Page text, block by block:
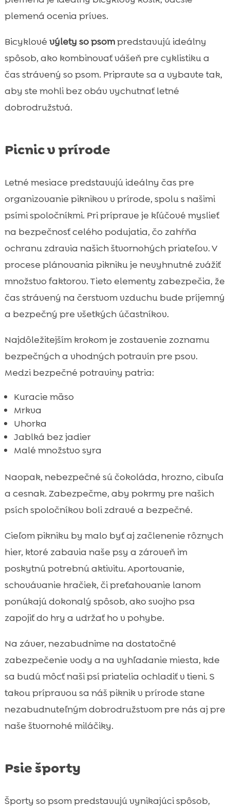
plemená ocenia príves.
Bicyklové výlety so psompredstavujú ideálny
spôsob, ako kombinovať vášeň pre cyklistiku a
čas strávený so psom. Pripravte sa a vybavte tak,
aby ste mohli bez obáv vychutnať letné
dobrodružstvá.
Picnic v prírode
Letné mesiace predstavujú ideálny čas pre
organizovanie piknikov v prírode, spolu s našimi
psími spoločníkmi. Pri príprave je kľúčové myslieť
na bezpečnosť celého podujatia, čo zahŕňa
ochranu zdravia našich štvornohých priateľov. V
procese plánovania pikniku je nevyhnutné zvážiť
množstvo faktorov. Tieto elementy zabezpečia, že
čas strávený na čerstvom vzduchu bude príjemný
a bezpečný pre všetkých účastníkov.
Najdôležitejším krokom je zostavenie zoznamu
bezpečných a vhodných potravín pre psov.
Medzi bezpečné potraviny patria:
Kuracie mäso
Mrkva
Uhorka
Jablká bez jadier
Malé množstvo syra
Naopak, nebezpečné sú čokoláda, hrozno, cibuľa
a cesnak. Zabezpečme, aby pokrmy pre našich
psích spoločníkov boli zdravé a bezpečné.
Cieľom pikniku by malo byť aj začlenenie rôznych
hier, ktoré zabavia naše psy a zároveň im
poskytnú potrebnú aktivitu. Aportovanie,
schovávanie hračiek, či preťahovanie lanom
ponúkajú dokonalý spôsob, ako svojho psa
zapojiť do hry a udržať ho v pohybe.
Na záver, nezabudnime na dostatočné
zabezpečenie vody a na vyhľadanie miesta, kde
sa budú môcť naši psí priatelia ochladiť v tieni. S
takou prípravou sa náš piknik v prírode stane
nezabudnuteľným dobrodružstvom pre nás aj pre
naše štvornohé miláčiky.
Psie športy
Športy so psom predstavujú vynikajúci spôsob,